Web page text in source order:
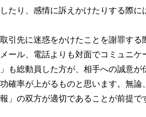
たり、感情に訴えかけたりする際に
引先に迷惑をかけたことを謝罪す
ール、電話よりも対面でコミュニ
も総動員した方が、相手への誠意
確率が上がるものと思います。無
」の双方が適切であることが前提で